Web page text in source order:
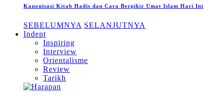
Kanonisasi Kitab Hadis dan Cara Berpikir Umat Islam Hari Ini
SEBELUMNYA SELANJUTNYA
Indept
Inspiring
Interview
Orientalisme
Review
Tarikh